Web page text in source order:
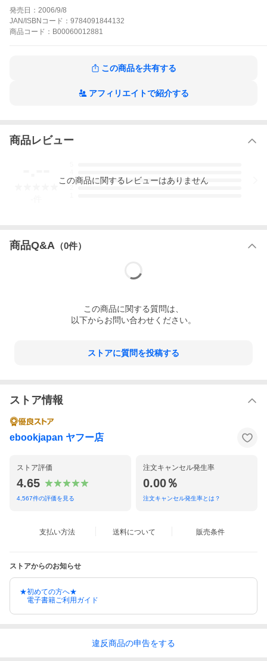
んが心配をしているのでは、とあわてて電話をしたが、倉品部屋
のおかみさんは、「やる気がない子はいらない」と冷たい対応を
した。9月場所第11日目、順調に勝ち続けている逆波は、今回勝ち
越せば三役昇進間違いなしと言われて、普段以上に力が入る。
発売日： 2006/9/8
JAN/ISBNコード： 9784091844132
商品 コード： B00060012881
この商品を共有する
アフィリエイトで紹介する
商品レビュー
3
この商品に関するレビューはありません
商品Q&A （0件）
この商品に関する質問は、
以下からお問い合わせください。
ストアに質問を投稿する
ストア情報
ebookjapan ヤフー店
ストア評価
4.65
4,567件の評価を見る
注文キャンセル発生率
0.00％
注文キャンセル発生率とは？
支払い方法 送料について 販売条件
ストアからのお知らせ
★初めての方へ★
電子書籍ご利用ガイド
違反商品の申告をする